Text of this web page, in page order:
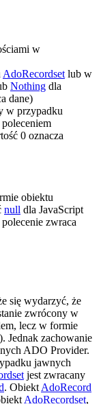
w
AdoRecordset lub w
Nothing dla
dane)
w przypadku
0 oznacza
obiektu
null dla JavaScript
zwraca
się wydarzyć, że
zwrócony w
lecz w formie
Jednak zachowanie
ADO Provider.
jawnych
jest zwracany
. ObiektAdoRecord
AdoRecordset,